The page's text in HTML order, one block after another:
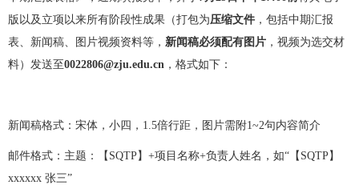
版以及立项以来所有阶段性成果（打包为压缩文件 ，包括中期汇报
表、新闻稿、图片视频资料等， 新闻稿必须配有图片 ，视频为选交材
料）发送至0022806@zju.edu.cn ，格式如下：
新闻稿格式：宋体，小四，1.5倍行距， 图片需附1~2句内容简介
邮件格式： 主题：【SQTP】 +项目名称+负责人姓名，如“【SQTP】
xxxxxx 张三”